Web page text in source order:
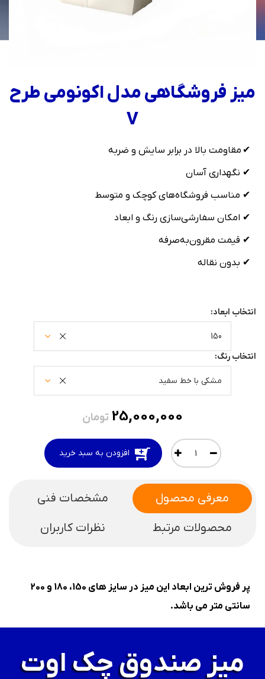
میز فروشگاهی مدل اکونومی طرح
V
✔ مقاومت بالا در برابر سایش و ضربه
✔ نگهداری آسان
✔ مناسب فروشگاه‌های کوچک و متوسط
✔ امکان سفارشی‌سازی رنگ و ابعاد
✔ قیمت مقرون‌به‌صرفه
✔ بدون نقاله
انتخاب ابعاد:
150
انتخاب رنگ:
مشکی با خط سفید
25,000,000 تومان
افزودن به سبد خرید
معرفی محصول
مشخصات فنی
محصولات مرتبط
نظرات کاربران
پر فروش ترین ابعاد این میز در سایز های 150، 180 و 200
سانتی متر می باشد.
میز صندوق چک اوت